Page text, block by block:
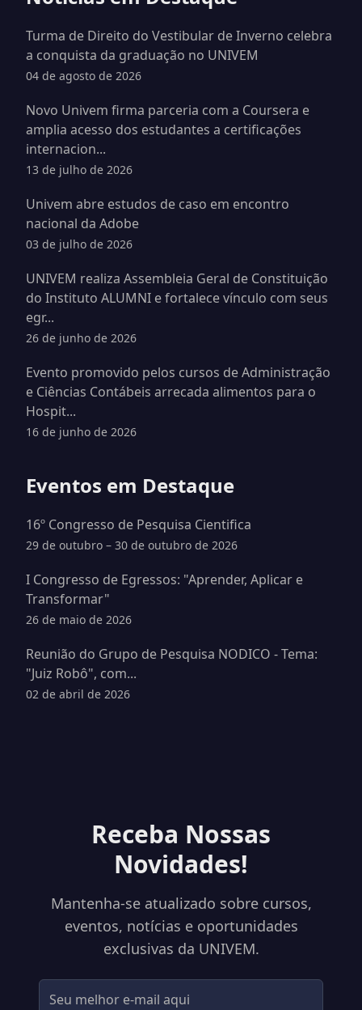
Turma de Direito do Vestibular de Inverno celebra
a conquista da graduação no UNIVEM
04 de agosto de 2026
Novo Univem firma parceria com a Coursera e
amplia acesso dos estudantes a certificações
internacion...
13 de julho de 2026
Univem abre estudos de caso em encontro
nacional da Adobe
03 de julho de 2026
UNIVEM realiza Assembleia Geral de Constituição
do Instituto ALUMNI e fortalece vínculo com seus
egr...
26 de junho de 2026
Evento promovido pelos cursos de Administração
e Ciências Contábeis arrecada alimentos para o
Hospit...
16 de junho de 2026
Eventos em Destaque
16º Congresso de Pesquisa Cientifica
29 de outubro – 30 de outubro de 2026
I Congresso de Egressos: "Aprender, Aplicar e
Transformar"
26 de maio de 2026
Reunião do Grupo de Pesquisa NODICO - Tema:
"Juiz Robô", com...
02 de abril de 2026
Receba Nossas
Novidades!
Mantenha-se atualizado sobre cursos,
eventos, notícias e oportunidades
exclusivas da UNIVEM.